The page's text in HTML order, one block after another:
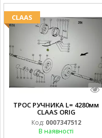
CLAAS
ТРОС РУЧНИКА L= 4280мм
CLAAS ORIG
Код: 0007347512
В наявності